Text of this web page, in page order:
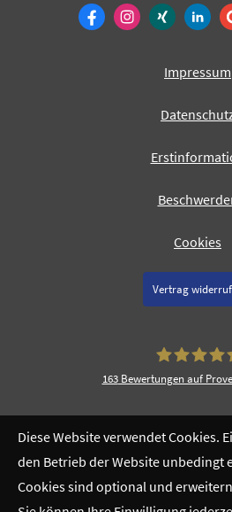
Impressum
Cookies
Vertrag
163Bewertungen auf
Diese Website verwendet Cookies.
den Betrieb der Website unbedingt
Cookies sind optional und